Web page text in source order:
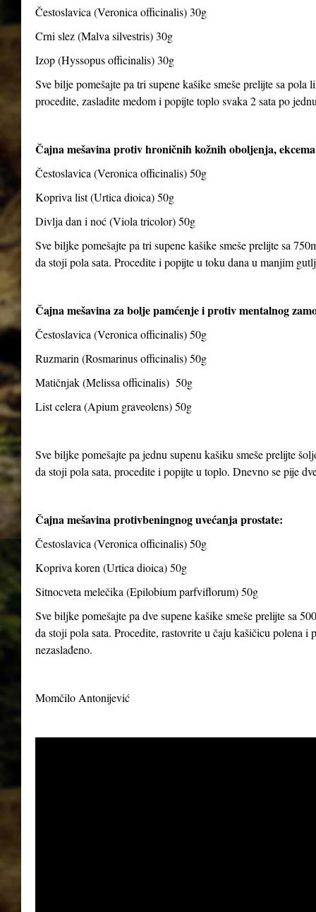
Čestoslavica (Veronica officinalis) 30g
Crni slez (Malva silvestris) 30g
Izop (Hyssopus officinalis) 30g
Sve bilje pomešajte pa tri supene kašike smeše prelijte sa
procedite, zasladite medom i popijte toplo svaka 2 sata po
Čajna mešavina protiv hroničnih kožnih oboljenja,
Čestoslavica (Veronica officinalis) 50g
Kopriva list (Urtica dioica) 50g
Divlja dan i noć (Viola tricolor) 50g
Sve biljke pomešajte pa tri supene kašike smeše prelijte sa
da stoji pola sata. Procedite i popijte u toku dana u manjim
Čajna mešavina za bolje pamćenje i protiv mentalnog
Čestoslavica (Veronica officinalis) 50g
Ruzmarin (Rosmarinus officinalis) 50g
Matičnjak (Melissa officinalis) 50g
List celera (Apium graveolens) 50g
Sve biljke pomešajte pa jednu supenu kašiku smeše prelijte
da stoji pola sata, procedite i popijte u toplo. Dnevno se pije
Čajna mešavina protivbeningnog uvećanja prostate:
Čestoslavica (Veronica officinalis) 50g
Kopriva koren (Urtica dioica) 50g
Sitnocveta melečika (Epilobium parfviflorum) 50g
Sve biljke pomešajte pa dve supene kašike smeše prelijte sa
da stoji pola sata. Procedite, rastovrite u čaju kašičicu polena
nezaslađeno.
Momčilo Antonijević